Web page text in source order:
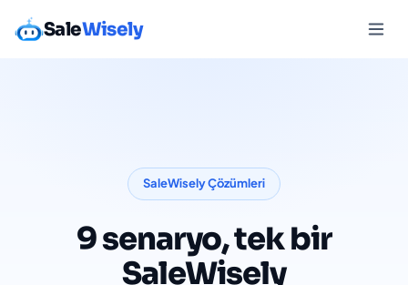
SaleWisely
SaleWisely Çözümleri
9 senaryo, tek bir
SaleWisely